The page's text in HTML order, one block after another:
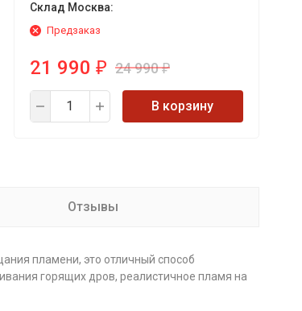
Склад Москва:
Предзаказ
21 990 ₽ 24 990₽
В корзину
Отзывы
пламени, это отличный способ
горящих дров, реалистичное пламя на